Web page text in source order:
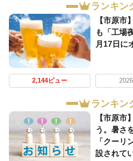
ランキン
【市原市
も「工場
月17日に
2,144ビュー
ランキン
【市原市
う。暑さ
「クーリ
設されて